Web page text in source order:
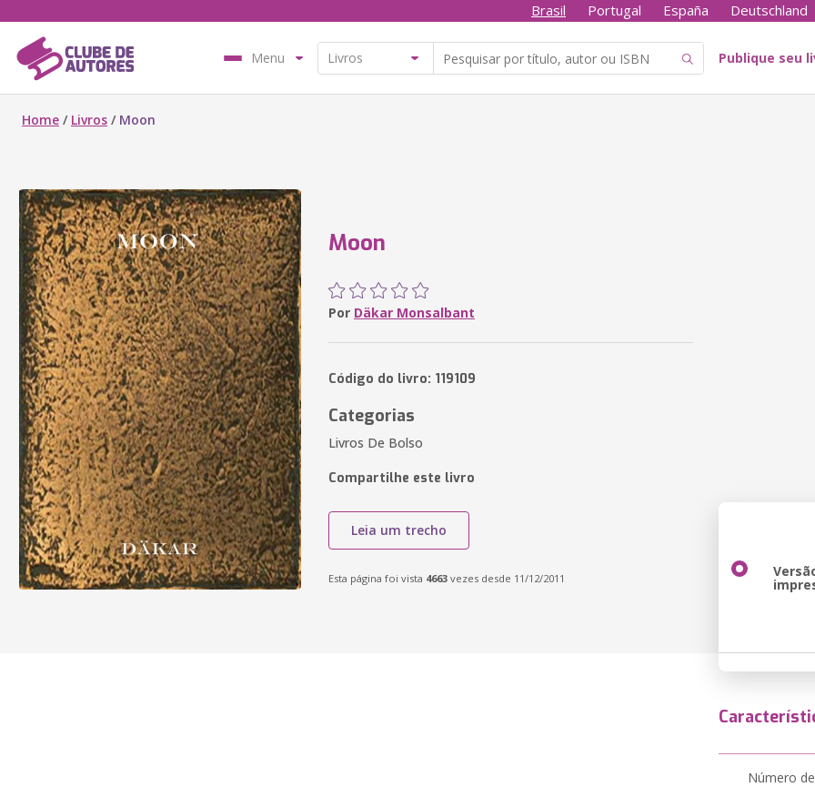
Brasil Portugal España Deutschland
Menu Publique seu
Home / Livros / Moon
Moon
Por Däkar Monsalbant
Código do livro: 119109
Categorias
Livros De Bolso
Compartilhe este livro
Leia um trecho
Esta página foi vista 4663 vezes desde 11/12/2011
Número